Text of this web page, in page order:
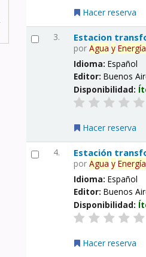
Hacer reserva
3. Estacion
porAgua y Energía
Idioma:Español
Editor:Buenos
Disponibilidad:
Hacer reserva
4. Estación
porAgua y Energía
Idioma:Español
Editor:Buenos
Disponibilidad:
Hacer reserva